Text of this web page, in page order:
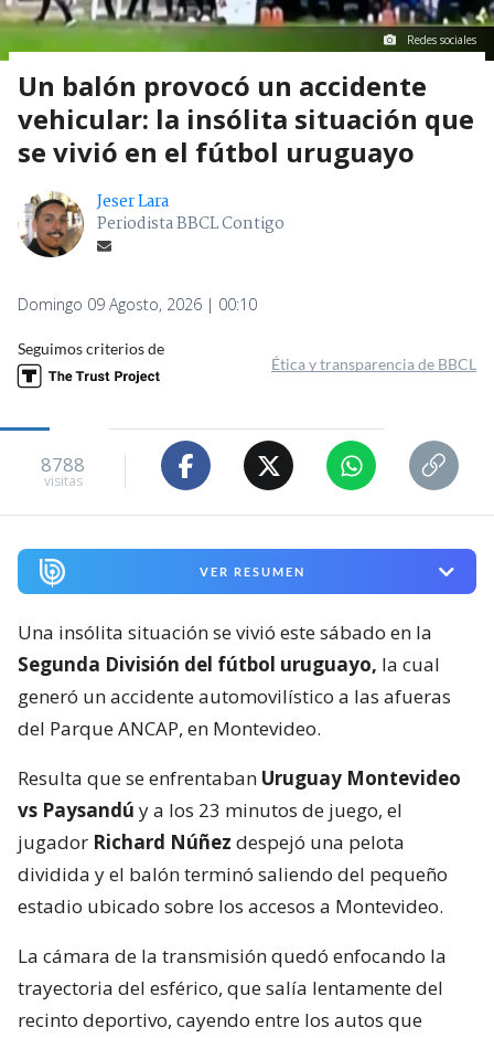
Redes sociales
Un balón provocó un accidente
vehicular: la insólita situación que
se vivió en el fútbol uruguayo
Jeser Lara
Periodista BBCL Contigo
Domingo 09 Agosto, 2026 | 00:10
Seguimos criterios de
Ética y transparencia de BBCL
8788
visitas
VER RESUMEN
Una insólita situación se vivió este sábado en la
Segunda División del fútbol uruguayo, la cual
generó un accidente automovilístico a las afueras
del Parque ANCAP, en Montevideo.
Resulta que se enfrentaban Uruguay Montevideo
vs Paysandú y a los 23 minutos de juego, el
jugador Richard Núñez despejó una pelota
dividida y el balón terminó saliendo del pequeño
estadio ubicado sobre los accesos a Montevideo.
La cámara de la transmisión quedó enfocando la
trayectoria del esférico, que salía lentamente del
recinto deportivo, cayendo entre los autos que